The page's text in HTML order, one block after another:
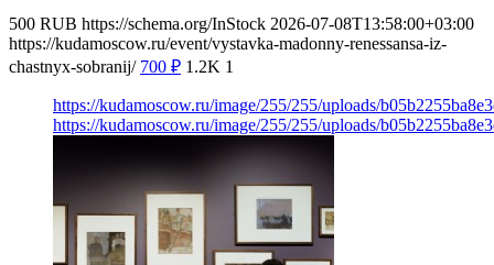
500 RUB https://schema.org/InStock 2026-07-08T13:58:00+03:00
https://kudamoscow.ru/event/vystavka-madonny-renessansa-iz-
chastnyx-sobranij/ 700 ₽ 1.2K 1
https://kudamoscow.ru/image/255/255/uploads/
https://kudamoscow.ru/image/255/255/uploads/